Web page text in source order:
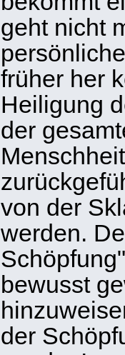
geht nicht
früher her
Heiligung
der
von der
werden.
bewusst
der